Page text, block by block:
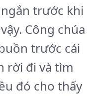
trước khi
Công chúa
trước cái
rời đi và tìm
đó cho thấy